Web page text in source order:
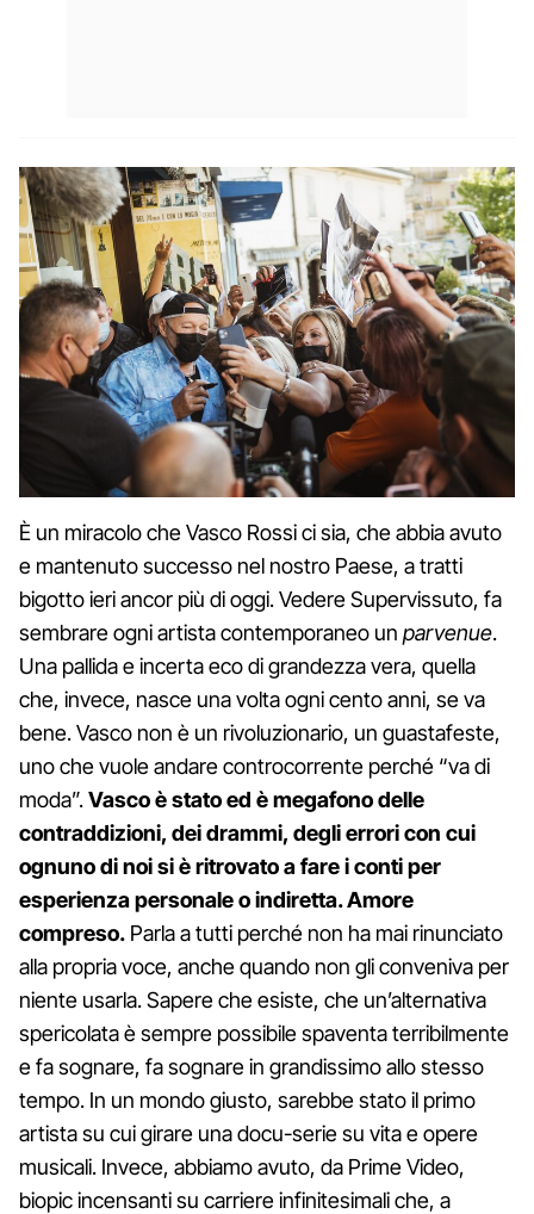
È un miracolo che Vasco Rossi ci sia, che abbia avuto
e mantenuto successo nel nostro Paese, a tratti
bigotto ieri ancor più di oggi. Vedere Supervissuto, fa
sembrare ogni artista contemporaneo un parvenue.
Una pallida e incerta eco di grandezza vera, quella
che, invece, nasce una volta ogni cento anni, se va
bene. Vasco non è un rivoluzionario, un guastafeste,
uno che vuole andare controcorrente perché “va di
moda”.Vasco è stato ed è megafono delle
contraddizioni, dei drammi, degli errori con cui
ognuno di noi si è ritrovato a fare i conti per
esperienza personale o indiretta. Amore
compreso. Parla a tutti perché non ha mai rinunciato
alla propria voce, anche quando non gli conveniva per
niente usarla. Sapere che esiste, che un’alternativa
spericolata è sempre possibile spaventa terribilmente
e fa sognare, fa sognare in grandissimo allo stesso
tempo. In un mondo giusto, sarebbe stato il primo
artista su cui girare una docu-serie su vita e opere
musicali. Invece, abbiamo avuto, da Prime Video,
biopic incensanti su carriere infinitesimali che, a